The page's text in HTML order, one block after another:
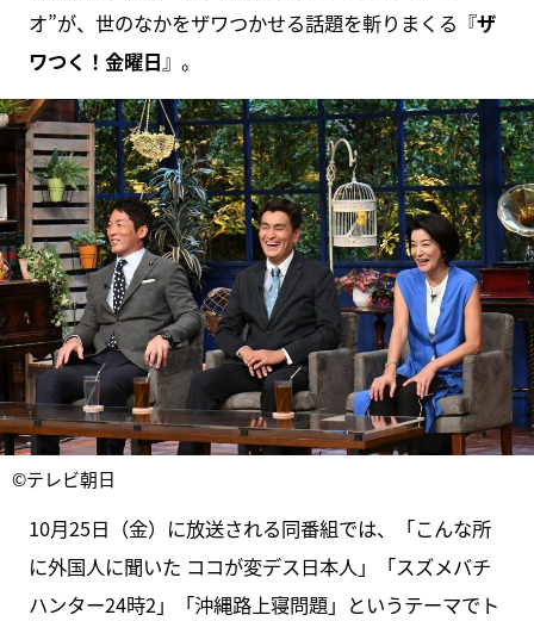
オ”が、世のなかをザワつかせる話題を斬りまくる『ザ
ワつく！金曜日 』。
©テレビ朝日
10月25日（金）に放送される同番組では、「こんな所
に外国人に聞いた ココが変デス日本人」「スズメバチ
ハンター24時2」「沖縄路上寝問題」というテーマでト